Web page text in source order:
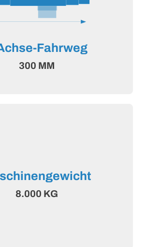
Fahrweg
300 MM
8.000 KG